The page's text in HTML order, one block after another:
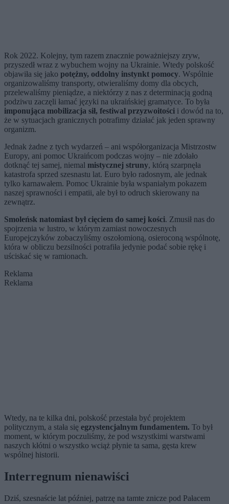
Rok 2022. Kolejny, tym razem znacznie poważniejszy zryw,
przyszedł wraz z wybuchem wojny na Ukrainie. Wtedy polskość
objawiła się jako potężny, oddolny instynkt pomocy. Wspólnie
organizowaliśmy transporty, otwieraliśmy domy dla obcych,
przelewaliśmy pieniądze, a niektórzy z nas z determinacją godną
podziwu zaczęli łamać języki na ukraińskiej gramatyce. To była
imponująca mobilizacja sił, festiwal przyzwoitości i dowód na to,
że w sytuacjach granicznych potrafimy działać jak jeden sprawny
organizm.
Jednak żadne z tych wydarzeń – ani współorganizacja Mistrzostw
Europy, ani pomoc Ukraińcom podczas wojny – nie zdołało
dotknąć tej samej, niemal mistycznej struny, którą szarpnęła
katastrofa sprzed szesnastu lat. Euro było radosnym, ale jednak
tylko karnawałem. Pomoc Ukrainie była wspaniałym pokazem
naszej sprawności i empatii, ale był to odruch skierowany na
zewnątrz.
Smoleńsk natomiast był cięciem do samej kości. Zmusił nas do
spojrzenia w lustro, w którym zamiast nowoczesnych
Europejczyków zobaczyliśmy oszołomioną, osieroconą wspólnotę,
która w obliczu bezsilności potrafiła jedynie podać sobie rękę i
uściskać się w ramionach.
Reklama
Reklama
Wtedy, na te kilka dni, polskość przestała być projektem
politycznym, a stała się egzystencjalnym fundamentem. To był
moment, w którym poczuliśmy, że pod wszystkimi warstwami
naszych kłótni o wszystko wciąż płynie ta sama, gęsta krew
wspólnej historii.
Interregnum nienawiści
Dziś, szesnaście lat później, patrzę na tamte znicze pod Pałacem